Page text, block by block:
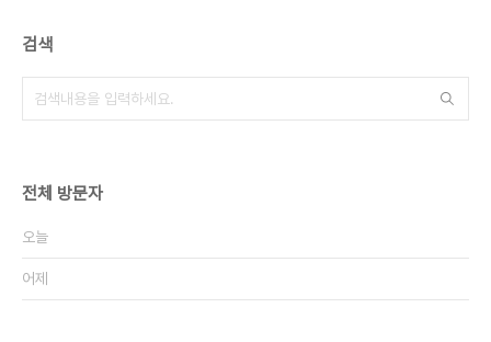
검색
전체 방문자
오늘
어제